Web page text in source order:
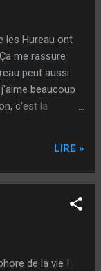
le sait
l'intention
en mettant plus
et donc
tir... Dans ce
! En tous cas,
les Hureau ont
me rassure
peut aussi
beaucoup
c'est la
@++
LIRE »
de la vie !